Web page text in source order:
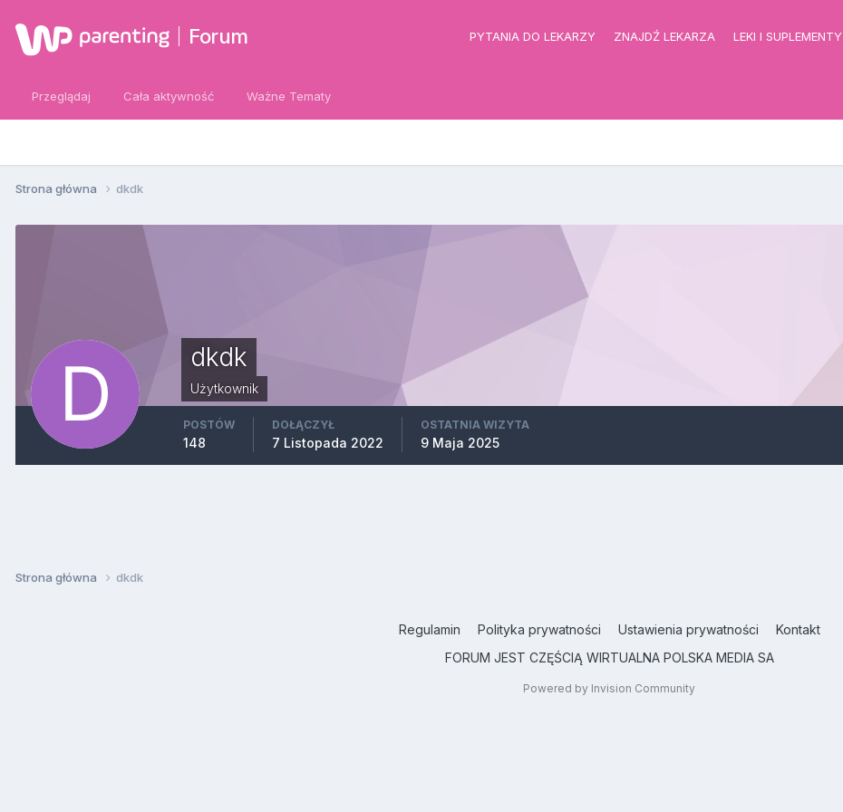
Forum PYTANIA DO LEKARZY ZNAJDŹ LEKARZA LEKI I SUPLEMENTY
Przeglądaj Cała aktywność Ważne Tematy
Strona główna dkdk
dkdk
Użytkownik
POSTÓW
148
DOŁĄCZYŁ
7 Listopada 2022
OSTATNIA WIZYTA
9 Maja 2025
Strona główna dkdk
Regulamin Polityka prywatności Ustawienia prywatności
Kontakt
FORUM JEST CZĘŚCIĄ WIRTUALNA POLSKA MEDIA SA
Powered by Invision Community